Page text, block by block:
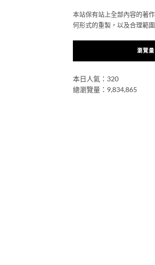
本站保有站上全部內容的著
何形式的重製，以及合理範
瀏覽量
本日人氣：320
總瀏覽量：9,834,865